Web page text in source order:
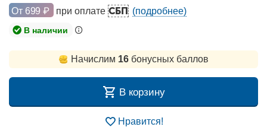
От 699 ₽ при оплатеСБП (подробнее)
В наличии
Начислим 16бонусных баллов
В корзину
Нравится!